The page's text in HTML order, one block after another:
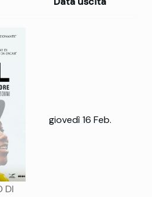
DI
giovedì 16 Feb.